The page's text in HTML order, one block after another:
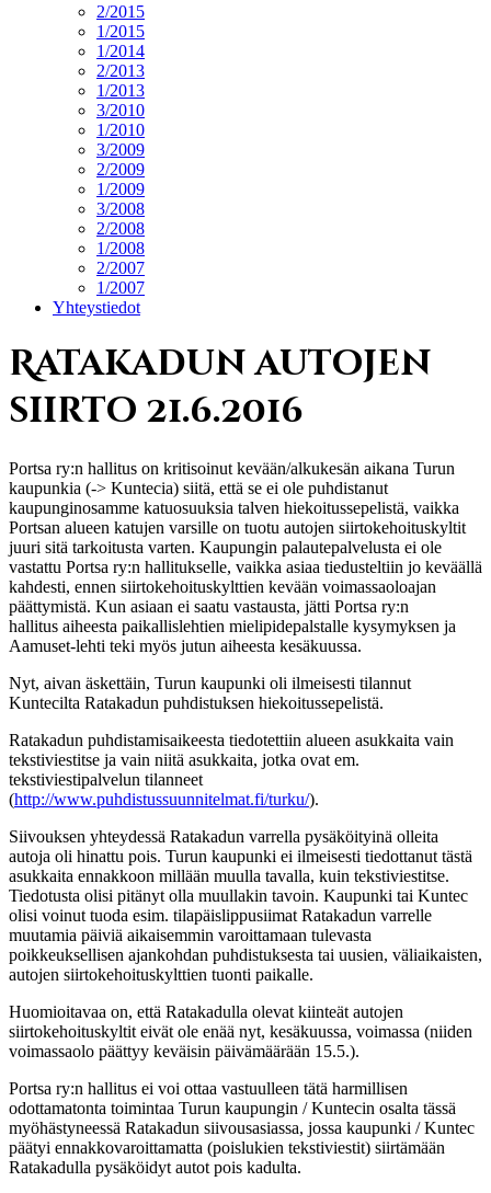
2/2015
1/2015
1/2014
2/2013
1/2013
3/2010
1/2010
3/2009
2/2009
1/2009
3/2008
2/2008
1/2008
2/2007
1/2007
Yhteystiedot
Ratakadun autojen
siirto 21.6.2016
Portsa ry:n hallitus on kritisoinut kevään/alkukesän aikana Turun
kaupunkia (-> Kuntecia) siitä, että se ei ole puhdistanut
kaupunginosamme katuosuuksia talven hiekoitussepelistä, vaikka
Portsan alueen katujen varsille on tuotu autojen siirtokehoituskyltit
juuri sitä tarkoitusta varten. Kaupungin palautepalvelusta ei ole
vastattu Portsa ry:n hallitukselle, vaikka asiaa tiedusteltiin jo keväällä
kahdesti, ennen siirtokehoituskylttien kevään voimassaoloajan
päättymistä. Kun asiaan ei saatu vastausta, jätti Portsa ry:n
hallitus aiheesta paikallislehtien mielipidepalstalle kysymyksen ja
Aamuset-lehti teki myös jutun aiheesta kesäkuussa.
Nyt, aivan äskettäin, Turun kaupunki oli ilmeisesti tilannut
Kuntecilta Ratakadun puhdistuksen hiekoitussepelistä.
Ratakadun puhdistamisaikeesta tiedotettiin alueen asukkaita vain
tekstiviestitse ja vain niitä asukkaita, jotka ovat em.
tekstiviestipalvelun tilanneet
(http://www.puhdistussuunnitelmat.fi/turku/).
Siivouksen yhteydessä Ratakadun varrella pysäköityinä olleita
autoja oli hinattu pois. Turun kaupunki ei ilmeisesti tiedottanut tästä
asukkaita ennakkoon millään muulla tavalla, kuin tekstiviestitse.
Tiedotusta olisi pitänyt olla muullakin tavoin. Kaupunki tai Kuntec
olisi voinut tuoda esim. tilapäislippusiimat Ratakadun varrelle
muutamia päiviä aikaisemmin varoittamaan tulevasta
poikkeuksellisen ajankohdan puhdistuksesta tai uusien, väliaikaisten,
autojen siirtokehoituskylttien tuonti paikalle.
Huomioitavaa on, että Ratakadulla olevat kiinteät autojen
siirtokehoituskyltit eivät ole enää nyt, kesäkuussa, voimassa (niiden
voimassaolo päättyy keväisin päivämäärään 15.5.).
Portsa ry:n hallitus ei voi ottaa vastuulleen tätä harmillisen
odottamatonta toimintaa Turun kaupungin / Kuntecin osalta tässä
myöhästyneessä Ratakadun siivousasiassa, jossa kaupunki / Kuntec
päätyi ennakkovaroittamatta (poislukien tekstiviestit) siirtämään
Ratakadulla pysäköidyt autot pois kadulta.